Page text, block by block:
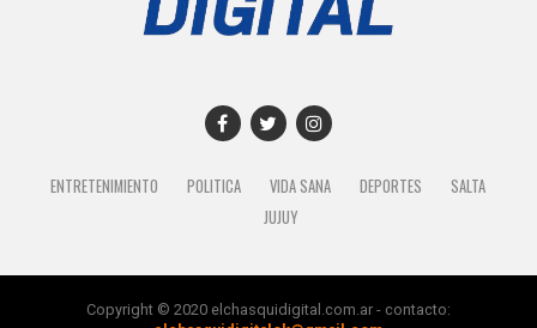
ENTRETENIMIENTO POLITICA VIDA SANA DEPORTES
SALTA
JUJUY
Copyright © 2020 elchasquidigital.com.ar - contacto: